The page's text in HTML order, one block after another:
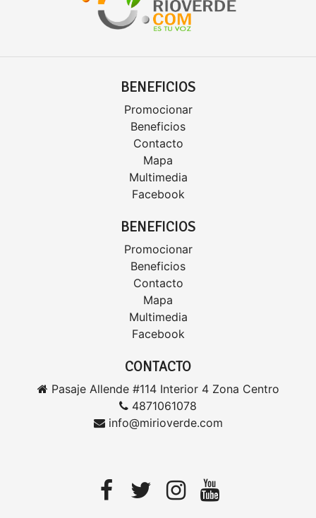
BENEFICIOS
Promocionar
Beneficios
Contacto
Mapa
Multimedia
Facebook
BENEFICIOS
Promocionar
Beneficios
Contacto
Mapa
Multimedia
Facebook
CONTACTO
Pasaje Allende #114 Interior 4 Zona Centro
4871061078
info@mirioverde.com